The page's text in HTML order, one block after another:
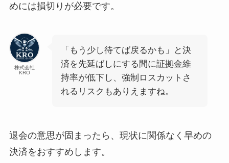
めには損切りが必要です。
株式会社
KRO
「もう少し待てば戻るかも」と決
済を先延ばしにする間に証拠金維
持率が低下し、強制ロスカットさ
れるリスクもありえますね。
退会の意思が固まったら、現状に関係なく早めの
決済をおすすめします。